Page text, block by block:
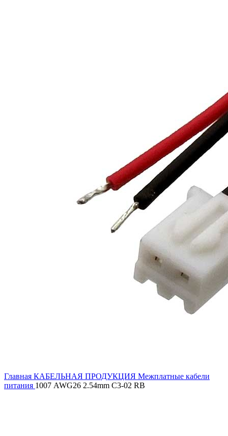
Главная КАБЕЛЬНАЯ ПРОДУКЦИЯ Межплатные кабели
питания 1007 AWG26 2.54mm C3-02 RB